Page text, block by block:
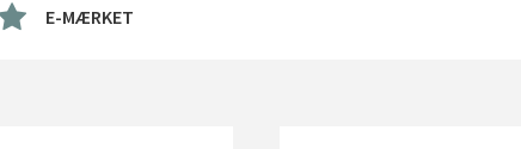
E-MÆRKET